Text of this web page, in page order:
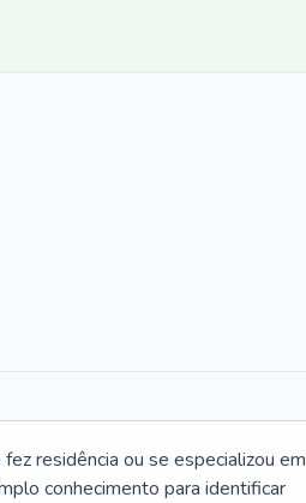
residência ou se especializou em
conhecimento para identificar